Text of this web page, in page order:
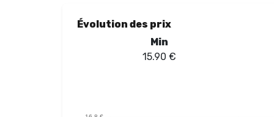
Évolution des prix
Min
15.90 €